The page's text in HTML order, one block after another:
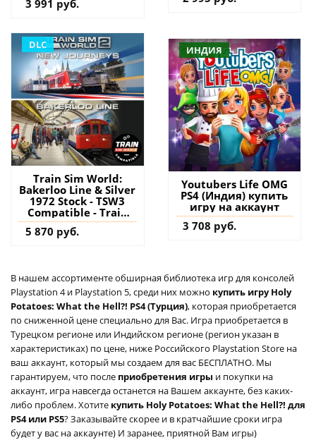
игру на аккаунт
3 991 руб.
DLC
Train Sim World:
Bakerloo Line & Silver
1972 Stock - TSW3
Compatible - Train
Sim World 3 PS4 & PS5
(Турция) купить
5 870 руб.
ИНДИЯ
Youtubers Life OMG
PS4 (Индия) купить
игру на аккаунт
3 708 руб.
В нашем ассортименте обширная библиотека игр для консолей
Playstation 4 и Playstation 5, среди них можно купить игру Holy
Potatoes: What the Hell?! PS4 (Турция), которая приобретается
по сниженной цене специально для Вас. Игра приобретается в
Турецком регионе или Индийском регионе (регион указан в
характеристиках) по цене, ниже Российского Playstation Store на
ваш аккаунт, который мы создаем для вас БЕСПЛАТНО. Мы
гарантируем, что после приобретения игры и покупки на
аккаунт, игра навсегда останется на Вашем аккаунте, без каких-
либо проблем. Хотите купить Holy Potatoes: What the Hell?! для
PS4 или PS5? Заказывайте скорее и в кратчайшие сроки игра
будет у вас на аккаунте) И заранее, приятной Вам игры)